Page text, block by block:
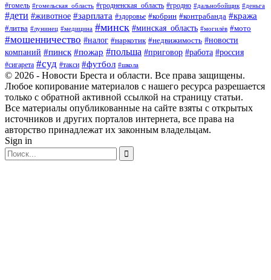
#гомель #гомельская_область #гродненская_область #гродно #дальнобойщик #деньга
#дети #животное #зарплата #здоровье #кобрин #контрабанда #кража
#литва #лунинец #медицина #минск #минская_область #могилёв #мото
#мошенничество #налог #наркотик #недвижимость #новости
компаний #пинск #пожар #польша #приговор #работа #россия
#сигарета #суд #такси #футбол #школа
© 2026 - Новости Бреста и области. Все права защищены.
Любое копирование материалов с нашего ресурса разрешается
только с обратной активной ссылкой на страницу статьи.
Все материалы опубликованные на сайте взяты с открытых
источников и других порталов интернета, все права на
авторство принадлежат их законным владельцам.
Sign in